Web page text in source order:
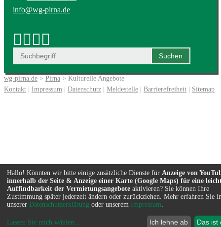
info@wg-pirna.de
wg-pirna.de > Pirna > Kulturelle Angebote
Kontakt | Impressum | Datenschutz | Meldestelle | Barrierefreiheit | Sitemap
Hallo! Könnten wir bitte einige zusätzliche Dienste für Anzeige von
innerhalb der Seite & Anzeige einer Karte (Google Maps) für eine
Auffindbarkeit der Vermietungsangebote aktivieren? Sie können Ihre
Zustimmung später jederzeit ändern oder zurückziehen. Mehr erfahren Sie
unserer Datenschutzerklärung oder unserem Impressum
Lassen Sie mich wählen... Ich lehne ab Das ist